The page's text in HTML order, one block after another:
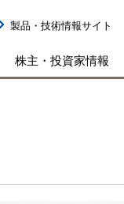
製品・技術情報サイト
株主・投資家情報